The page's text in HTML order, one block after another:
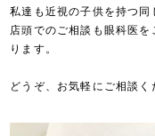
私達も近視の子供を持つ同
店頭でのご相談も眼科医
ります。
どうぞ、お気軽にご相談く